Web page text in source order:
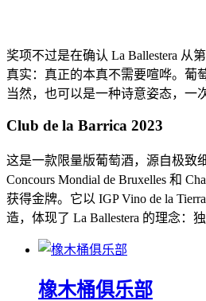
奖项不过是在确认 La Ballestera 从
真实：真正的本真不需要喧哗。葡
当然，也可以是一种诗意姿态，一
Club de la Barrica 2023
这是一款限量版葡萄酒，源自极致
Concours Mondial de Bruxelles 和
获得金牌。它以 IGP Vino de la
造，体现了 La Ballestera 的理念：
橡木桶俱乐部